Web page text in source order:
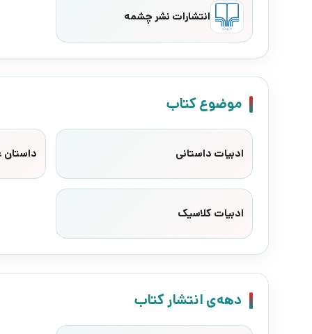
انتشارات نشر چشمه
موضوع کتاب
ادبیات داستانی داستان
ادبیات کلاسیک
دهه‌ی انتشار کتاب